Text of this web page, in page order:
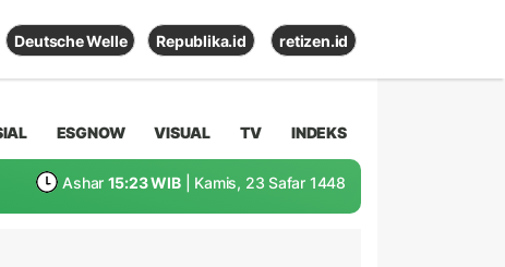
Deutsche Welle Republika.id retizen.id
ESGNOW VISUAL TV INDEKS
Ashar 15:23 WIB | Kamis, 23 Safar 1448